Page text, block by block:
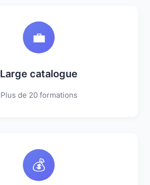
💼
Large catalogue
Plus de 20 formations
💰